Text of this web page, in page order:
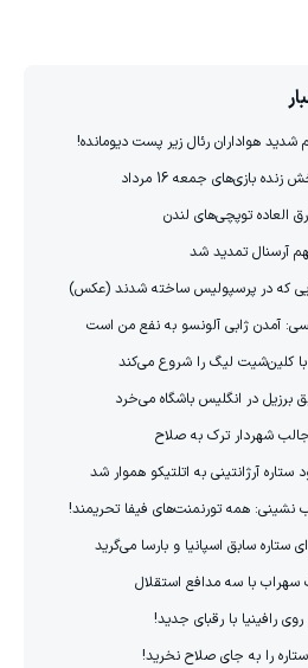
شدید هواداران رئال زیر پست دیومانده!
بازی‌های جمعه 16 مرداد
آرسنال تمدید شد
که در پرسپولیس ساخته شدند (عکس)
آمدن ژابی آلونسو به نفع من است
کلین‌شیت لیگ را شروع می‌کند
برزیل در انگلیس باشگاه می‌خرد
شهردار ترک به صلاح
ستاره آرژانتینی به اتلتیکو هموار شد
نشینی: همه تورنمنت‌های فیفا تحریمند!
ستاره سابق اسپانیا و بارسا می‌گرید
سهراب با سه مدافع استقلال
رافینیا با رقبای جدید!
را به جای صلاح نخرید!